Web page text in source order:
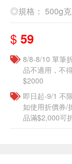
◎規格： 500g
$ 59
8/8-8/10 單筆
品不適用，不
$2000
即日起-9/1 不
如使用折價券/
品滿$2,000可